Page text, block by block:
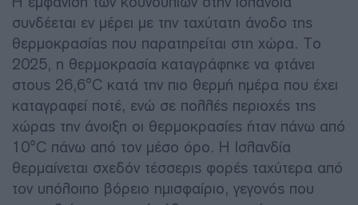
συνδέεται εν μέρει με την ταχύτατη άνοδο της
θερμοκρασίας που παρατηρείται στη χώρα. Το
2025, η θερμοκρασία καταγράφηκε να φτάνει
στους 26,6°C κατά την πιο θερμή ημέρα που έχει
καταγραφεί ποτέ, ενώ σε πολλές περιοχές της
χώρας την άνοιξη οι θερμοκρασίες ήταν πάνω από
10°C πάνω από τον μέσο όρο. Η Ισλανδία
θερμαίνεται σχεδόν τέσσερις φορές ταχύτερα από
τον υπόλοιπο βόρειο ημισφαίριο, γεγονός που